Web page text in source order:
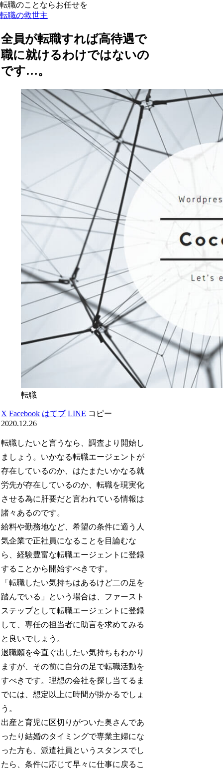
転職のことならお任せを
転職の救世主
全員が転職すれば高待遇で
職に就けるわけではないの
です…。
転職
X Facebook はてブ LINE コピー
2020.12.26
転職したいと言うなら、調査より開始し
ましょう。いかなる転職エージェントが
存在しているのか、はたまたいかなる就
労先が存在しているのか、転職を現実化
させる為に肝要だと言われている情報は
諸々あるのです。
給料や勤務地など、希望の条件に適う人
気企業で正社員になることを目論むな
ら、経験豊富な転職エージェントに登録
することから開始すべきです。
「転職したい気持ちはあるけど二の足を
踏んでいる」という場合は、ファースト
ステップとして転職エージェントに登録
して、専任の担当者に助言を求めてみる
と良いでしょう。
退職願を今直ぐ出したい気持ちもわかり
ますが、その前に自分の足で転職活動を
すべきです。理想の会社を探し当てるま
でには、想定以上に時間が掛かるでしょ
う。
出産と育児に区切りがついた奥さんであ
ったり結婚のタイミングで専業主婦にな
った方も、派遣社員というスタンスでし
たら、条件に応じて早々に仕事に戻るこ